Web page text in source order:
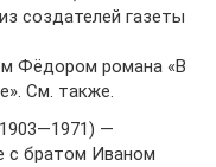
создателей газеты
Фёдором романа «В
См. также.
—
с братом Иваном